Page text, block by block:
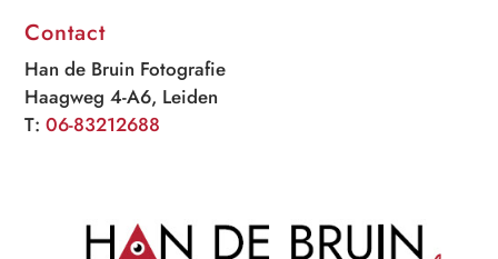
Contact
Han de Bruin Fotografie
Haagweg 4-A6, Leiden
T:06-83212688